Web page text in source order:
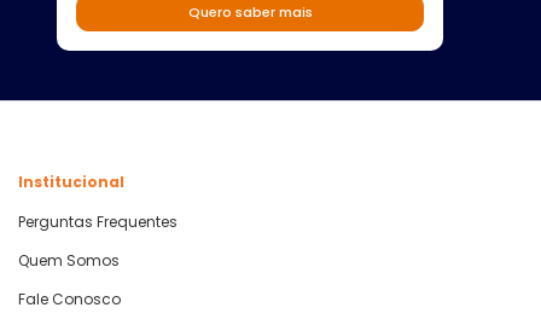
Quero saber mais
Institucional
Perguntas Frequentes
Quem Somos
Fale Conosco